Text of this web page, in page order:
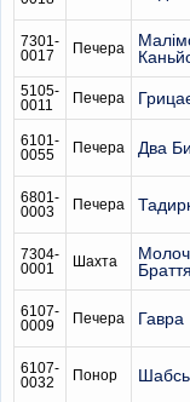
7301-
0017
Печера
5105-
0011
Печера
6101-
0055
Печера Два
6801-
0003
Печера
7304-
0001
Шахта
Браття
6107-
0009
Печера Гавра
6107-
0032
Понор